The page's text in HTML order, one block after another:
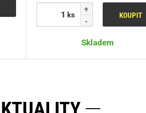
ks KOUPIT
Skladem